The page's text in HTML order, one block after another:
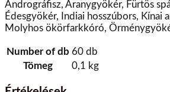
Andrográfisz, Aranygyökér, Fürtös
Édesgyökér, Indiai hosszúbors, Kínai
Molyhos ökörfarkkóró,
Number of db 60 db
Tömeg
0,1 kg